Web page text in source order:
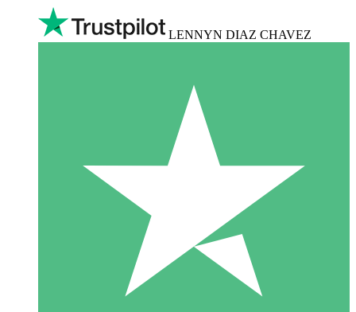
LENNYN DIAZ CHAVEZ